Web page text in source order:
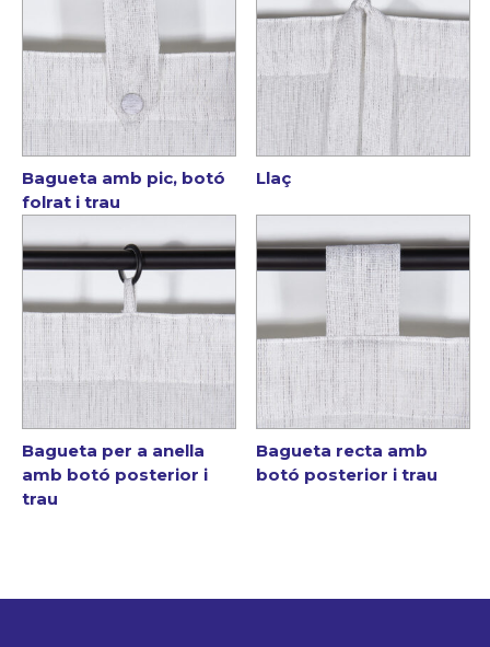
Bagueta amb pic, botó
folrat i trau
Llaç
Bagueta per a anella
amb botó posterior i
trau
Bagueta recta amb
botó posterior i trau